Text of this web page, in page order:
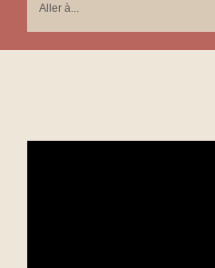
Aller à...